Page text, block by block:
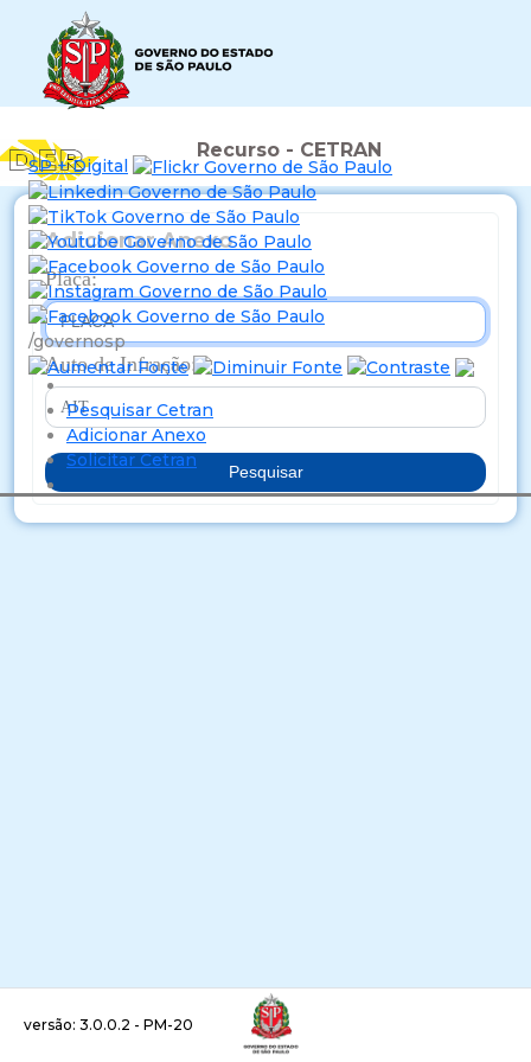
Recurso - CETRAN
SP + Digital
/governosp
Pesquisar Cetran
Adicionar Anexo
Solicitar Cetran
Adicionar Anexo
Placa:
Auto de Infração:
versão: 3.0.0.2 - PM-20